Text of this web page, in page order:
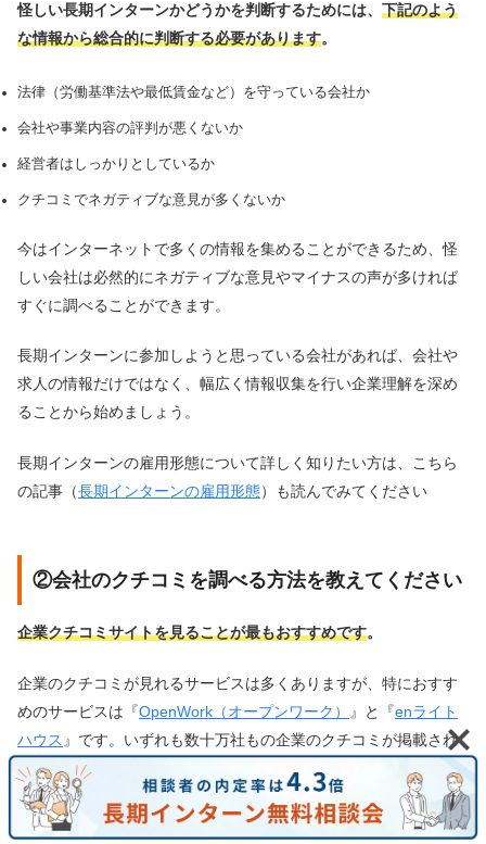
怪しい長期インターンかどうかを判断するためには、 下記のよう
な情報から総合的に判断する必要があります。
法律（労働基準法や最低賃金など）を守っている会社か
会社や事業内容の評判が悪くないか
経営者はしっかりとしているか
クチコミでネガティブな意見が多くないか
今はインターネットで多くの情報を集めることができるため、怪
しい会社は必然的にネガティブな意見やマイナスの声が多ければ
すぐに調べることができます。
長期インターンに参加しようと思っている会社があれば、会社や
求人の情報だけではなく、幅広く情報収集を行い企業理解を深め
ることから始めましょう。
長期インターンの雇用形態について詳しく知りたい方は、こちら
の記事（長期インターンの雇用形態）も読んでみてください
②会社のクチコミを調べる方法を教えてください
企業クチコミサイトを見ることが最もおすすめです。
企業のクチコミが見れるサービスは多くありますが、特におすす
めのサービスは『OpenWork（オープンワーク） 』と『enライト
ハウス 』です。いずれも数十万社もの企業のクチコミが掲載され
ており、どれも実際に勤務経験のある社員や元社員が投稿してい
るクチコミのため、非常に信憑性が高い情報ばかり見ることがで
きます。